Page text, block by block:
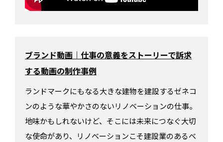
ブランド動画｜仕事の意義をストーリーで訴求
する動画の制作事例
ランドマークにもなる大きな建物を建設するゼネコ
ンのような華やかさのないリノベーションの仕事。
地味かもしれないけど、そこには未来につなぐ大切
な使命があり、リノベーションこそ建設業のあるべ